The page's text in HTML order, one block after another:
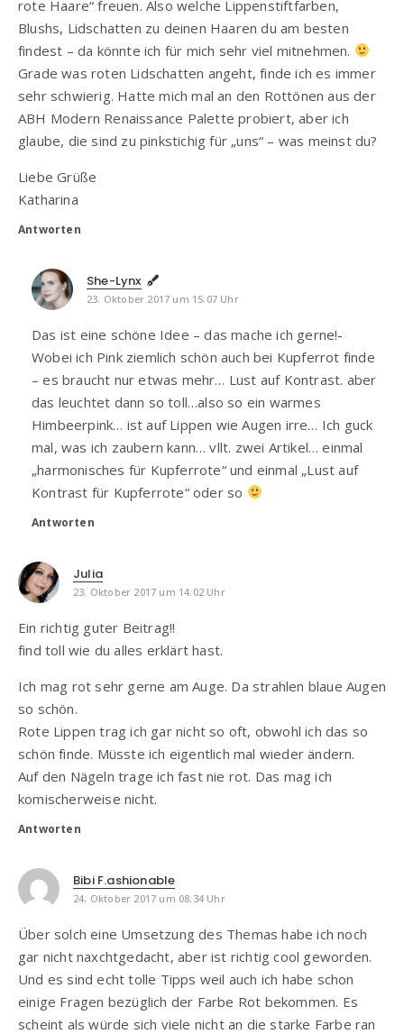
rote Haare“ freuen. Also welche Lippenstiftfarben,
Blushs, Lidschatten zu deinen Haaren du am besten
findest – da könnte ich für mich sehr viel mitnehmen.
Grade was roten Lidschatten angeht, finde ich es immer
sehr schwierig. Hatte mich mal an den Rottönen aus der
ABH Modern Renaissance Palette probiert, aber ich
glaube, die sind zu pinkstichig für „uns“ – was meinst du?
Liebe Grüße
Katharina
Antworten
She-Lynx
23. Oktober 2017 um 15:07 Uhr
Das ist eine schöne Idee – das mache ich gerne!-
Wobei ich Pink ziemlich schön auch bei Kupferrot finde
– es braucht nur etwas mehr… Lust auf Kontrast. aber
das leuchtet dann so toll…also so ein warmes
Himbeerpink… ist auf Lippen wie Augen irre… Ich guck
mal, was ich zaubern kann… vllt. zwei Artikel… einmal
„harmonisches für Kupferrote“ und einmal „Lust auf
Kontrast für Kupferrote“ oder so
Antworten
Julia
23. Oktober 2017 um 14:02 Uhr
Ein richtig guter Beitrag!!
find toll wie du alles erklärt hast.
Ich mag rot sehr gerne am Auge. Da strahlen blaue Augen
so schön.
Rote Lippen trag ich gar nicht so oft, obwohl ich das so
schön finde. Müsste ich eigentlich mal wieder ändern.
Auf den Nägeln trage ich fast nie rot. Das mag ich
komischerweise nicht.
Antworten
Bibi F.ashionable
24. Oktober 2017 um 08:34 Uhr
Über solch eine Umsetzung des Themas habe ich noch
gar nicht naxchtgedacht, aber ist richtig cool geworden.
Und es sind echt tolle Tipps weil auch ich habe schon
einige Fragen bezüglich der Farbe Rot bekommen. Es
scheint als würde sich viele nicht an die starke Farbe ran